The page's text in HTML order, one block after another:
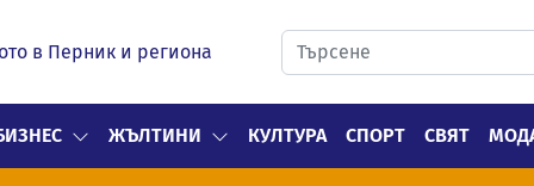
в Перник и региона
ЖЪЛТИНИ КУЛТУРА СПОРТ СВЯТ